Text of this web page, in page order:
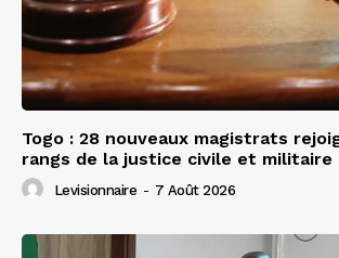
Togo : 28 nouveaux magistrats
rangs de la justice civile et militaire
Levisionnaire - 7 Août 2026